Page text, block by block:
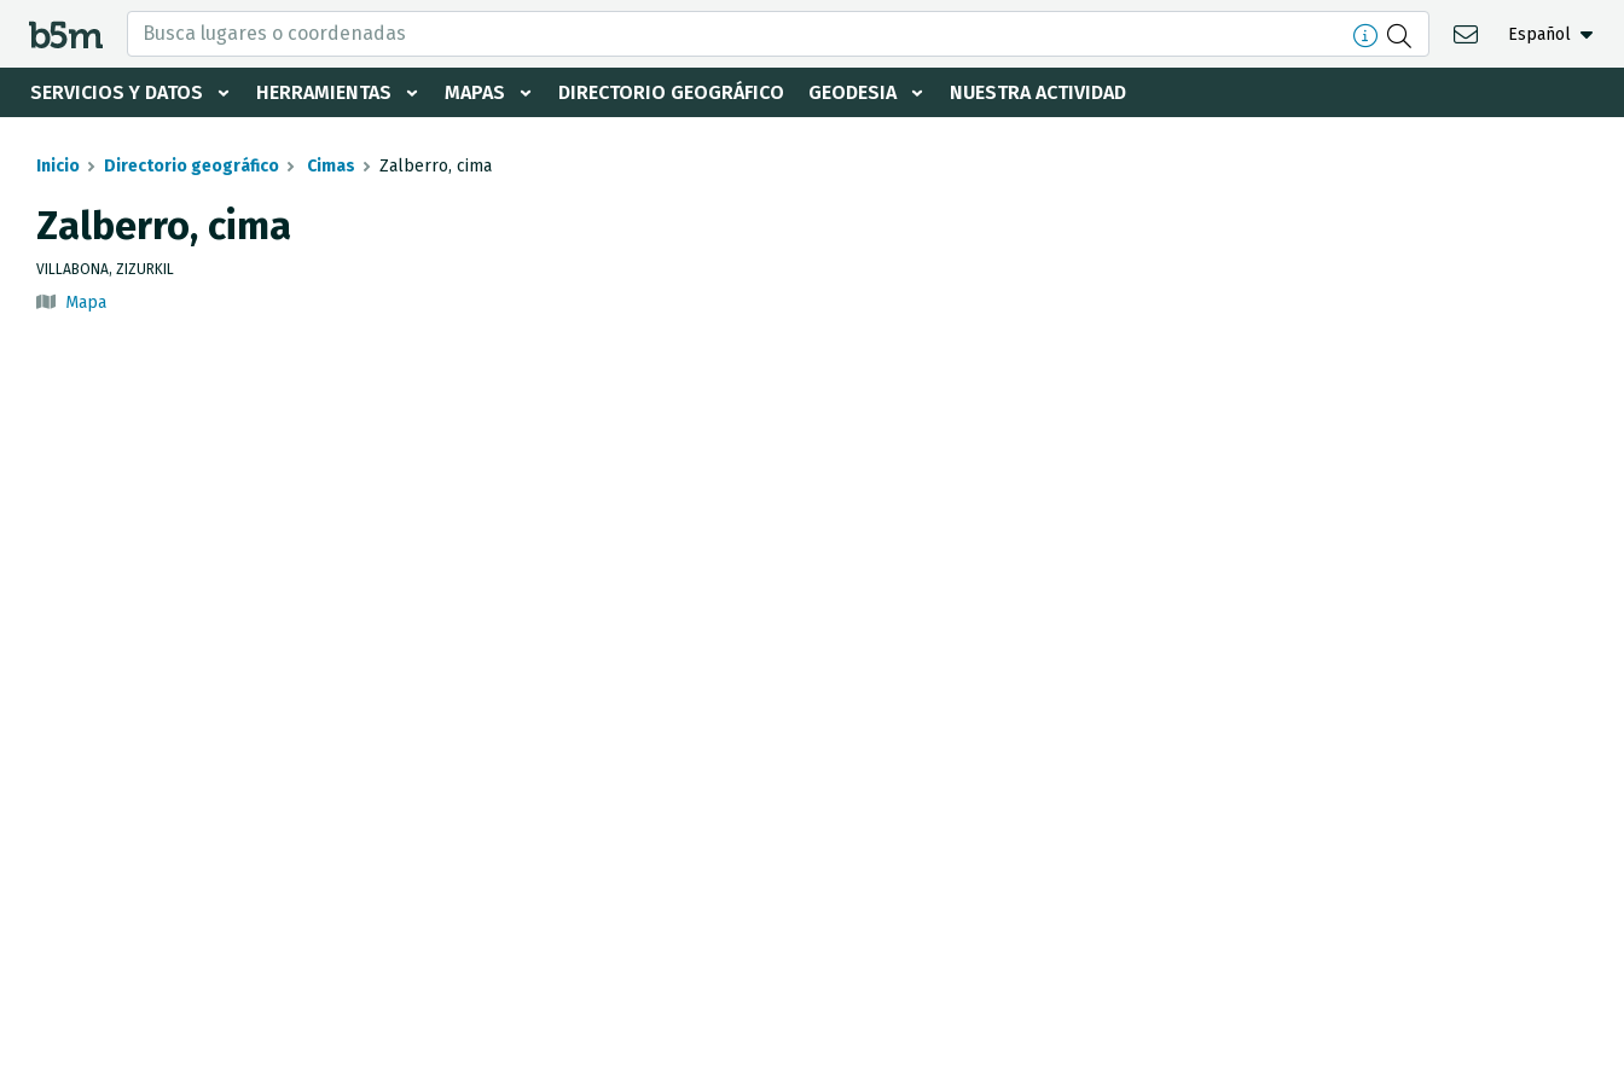
Español
SERVICIOS Y DATOS HERRAMIENTAS MAPAS DIRECTORIO GEOGRÁFICO GEODESIA NUESTRA ACTIVIDAD
Buscador y directorio
Inicio Directorio geográfico Cimas Zalberro, cima
Zalberro, cima
VILLABONA, ZIZURKIL
Mapa